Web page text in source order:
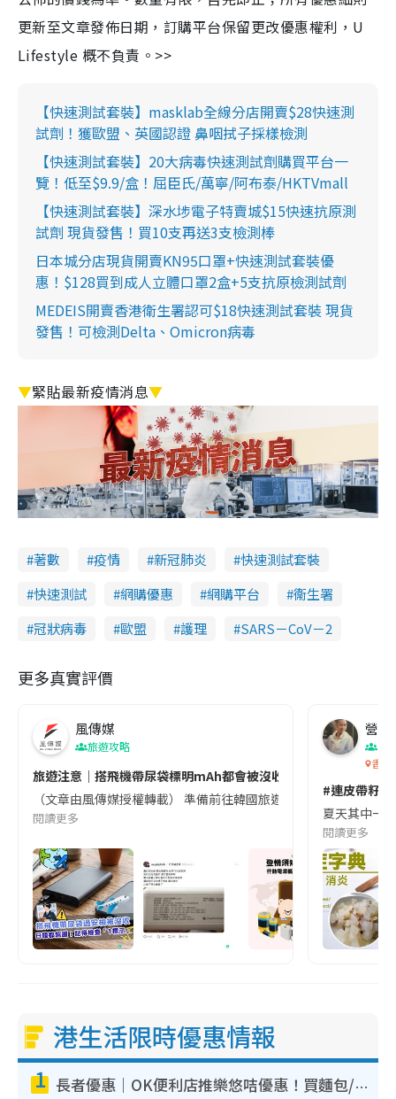
更新至文章發佈日期，訂購平台保留更改優惠權利，U
Lifestyle 概不負責。>>
【快速測試套裝】masklab全線分店開賣$28快速測
試劑！獲歐盟、英國認證 鼻咽拭子採樣檢測
【快速測試套裝】20大病毒快速測試劑購買平台一
覽！低至$9.9/盒！屈臣氏/萬寧/阿布泰/HKTVmall
【快速測試套裝】深水埗電子特賣城$15快速抗原測
試劑 現貨發售！買10支再送3支檢測棒
日本城分店現貨開賣KN95口罩+快速測試套裝優
惠！$128買到成人立體口罩2盒+5支抗原檢測試劑
MEDEIS開賣香港衛生署認可$18快速測試套裝 現貨
發售！可檢測Delta、Omicron病毒
▼緊貼最新疫情消息▼
著數 疫情 新冠肺炎
快速測試套裝
快速測試
網購優惠 網購平台
衞生署
冠狀病毒
歐盟 護理 SARS－CoV－2
更多真實評價
風傳媒
旅遊攻略
旅遊注意｜搭飛機帶尿袋標明mAh都會被沒收😱出發前切記檢查
（文章由風傳媒授權轉載） 準備前往韓國旅遊的民眾，近期要
閱讀更多
營養
香港
#連皮帶籽
夏天其中一
閱讀更多
港生活限時優惠情報
1 長者優惠｜OK便利店推樂悠咭優惠！買麵包/牛奶/保健品拍卡即減